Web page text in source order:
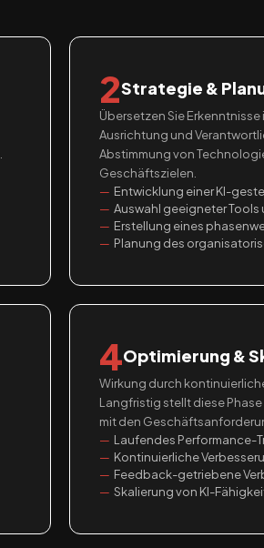
2Strategie &
Übersetzen Sie
Ausrichtung und
Abstimmung von
Geschäftszielen.
Entwicklung einer KI-
Auswahl geeigneter
Erstellung eines
Planung des
4Optimierung &
Wirkung durch
Langfristig stellt diese
mit den
Laufendes Performance-
Kontinuierliche
Feedback-getriebene
Skalierung von KI-